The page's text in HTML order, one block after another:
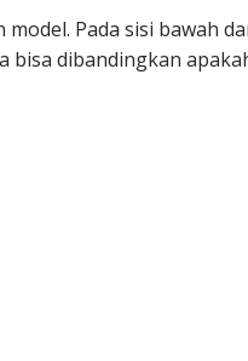
Pada sisi bawah
bisa dibandingkan